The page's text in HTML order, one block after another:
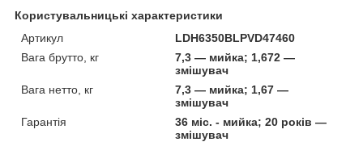
Користувальницькі характеристики
Артикул
LDH6350BLPVD47460
Вага брутто, кг
7,3 — мийка; 1,672 —
змішувач
Вага нетто, кг
7,3 — мийка; 1,67 —
змішувач
Гарантія
36 міс. - мийка; 20 років —
змішувач